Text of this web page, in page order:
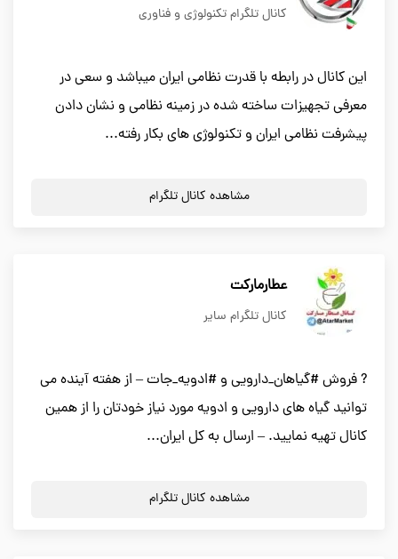
کانال تلگرام تکنولوژی و فناوری
این کانال در رابطه با قدرت نظامی ایران میباشد و سعی در
معرفی تجهیزات ساخته شده در زمینه نظامی و نشان دادن
پیشرفت نظامی ایران و تکنولوژی های بکار رفته...
مشاهده کانال تلگرام
عطارمارکت
کانال تلگرام سایر
? فروش #گیاهان_دارویی و #ادویه_جات – از هفته آینده می
توانید گیاه های دارویی و ادویه مورد نیاز خودتان را از همین
کانال تهیه نمایید. – ارسال به کل ایران...
مشاهده کانال تلگرام